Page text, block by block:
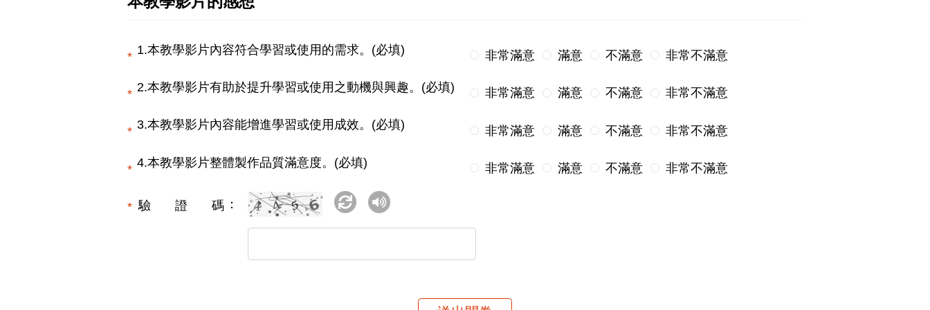
1.本教學影片內容符合學習或使用的需求。(必填) 非常滿意 滿意 不滿意 非常不滿意
2.本教學影片有助於提升學習或使用之動機與興趣。(必填) 非常滿意 滿意 不滿意 非常不滿意
3.本教學影片內容能增進學習或使用成效。(必填) 非常滿意 滿意 不滿意 非常不滿意
4.本教學影片整體製作品質滿意度。(必填) 非常滿意 滿意 不滿意 非常不滿意
驗證碼